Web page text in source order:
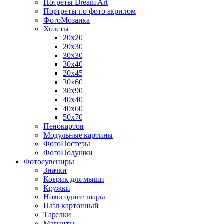
Потреты Dream Art
Портреты по фото акрилом
ФотоМозаика
Холсты
20х20
20х30
30х30
30х40
20х45
30х60
30х90
40х40
40х60
50х70
Пенокартон
Модульные картины
ФотоПостеры
ФотоПодушки
Фотоcувениры
Значки
Коврик для мыши
Кружки
Новогодние шары
Пазл картонный
Тарелки